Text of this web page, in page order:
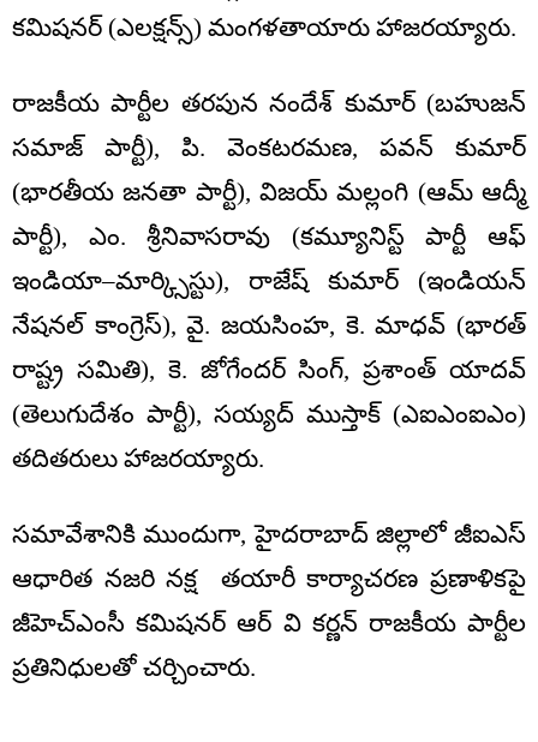
కమిషనర్ (ఎలక్షన్స్) మంగళతాయారు హాజరయ్యారు.
రాజకీయ పార్టీల తరపున నందేశ్ కుమార్ (బహుజన్
సమాజ్ పార్టీ), పి. వెంకటరమణ, పవన్ కుమార్
(భారతీయ జనతా పార్టీ), విజయ్ మల్లంగి (ఆమ్ ఆద్మీ
పార్టీ), ఎం. శ్రీనివాసరావు (కమ్యూనిస్ట్ పార్టీ ఆఫ్
ఇండియా–మార్క్సిస్టు), రాజేష్ కుమార్ (ఇండియన్
నేషనల్ కాంగ్రెస్), వై. జయసింహ, కె. మాధవ్ (భారత్
రాష్ట్ర సమితి), కె. జోగేందర్ సింగ్, ప్రశాంత్ యాదవ్
(తెలుగుదేశం పార్టీ), సయ్యద్ ముస్తాక్ (ఎఐఎంఐఎం)
తదితరులు హాజరయ్యారు.
సమావేశానికి ముందుగా, హైదరాబాద్ జిల్లాలో జీఐఎస్
ఆధారిత నజరి నక్ష తయారీ కార్యాచరణ ప్రణాళికపై
జీహెచ్ఎంసీ కమిషనర్ ఆర్ వి కర్ణన్ రాజకీయ పార్టీల
ప్రతినిధులతో చర్చించారు.